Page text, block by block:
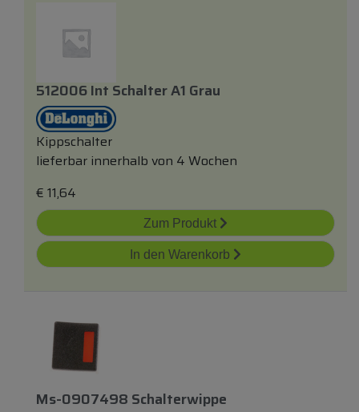
512006 Int Schalter A1 Grau
Kippschalter
lieferbar innerhalb von 4 Wochen
€ 11,64
Zum Produkt
In den Warenkorb
Ms-0907498 Schalterwippe